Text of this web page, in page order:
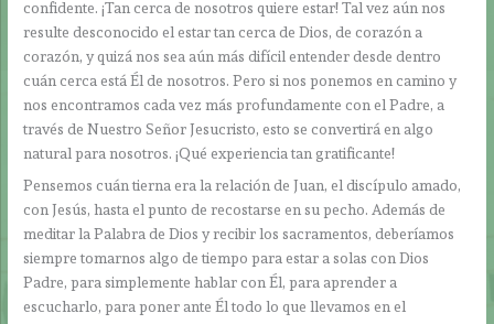
confidente. ¡Tan cerca de nosotros quiere estar! Tal vez aún nos
resulte desconocido el estar tan cerca de Dios, de corazón a
corazón, y quizá nos sea aún más difícil entender desde dentro
cuán cerca está Él de nosotros. Pero si nos ponemos en camino y
nos encontramos cada vez más profundamente con el Padre, a
través de Nuestro Señor Jesucristo, esto se convertirá en algo
natural para nosotros. ¡Qué experiencia tan gratificante!
Pensemos cuán tierna era la relación de Juan, el discípulo amado,
con Jesús, hasta el punto de recostarse en su pecho. Además de
meditar la Palabra de Dios y recibir los sacramentos, deberíamos
siempre tomarnos algo de tiempo para estar a solas con Dios
Padre, para simplemente hablar con Él, para aprender a
escucharlo, para poner ante Él todo lo que llevamos en el